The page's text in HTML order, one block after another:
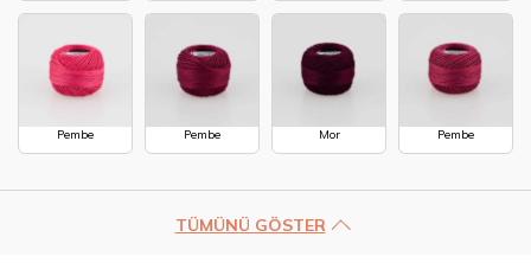
Pembe Pembe Mor Pembe
TÜMÜNÜ GÖSTER